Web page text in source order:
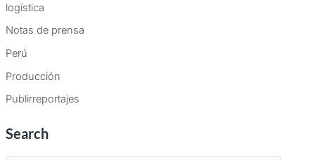
logística
Notas de prensa
Perú
Producción
Publirreportajes
Search